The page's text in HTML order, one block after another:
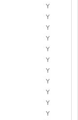
Y
Y
Y
Y
Y
Y
Y
Y
Y
Y
Y